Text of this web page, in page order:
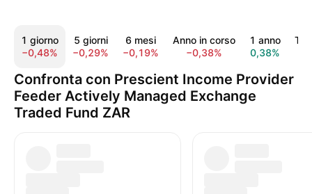
1 giorno
−0,48%
5 giorni
−0,29%
6 mesi
−0,19%
Anno in corso
−0,38%
1 anno
0,38%
Confronta con Prescient Income Provider
Feeder Actively Managed Exchange
Traded Fund ZAR